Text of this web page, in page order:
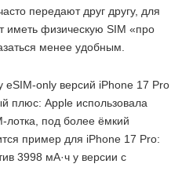
передают друг другу, для
иметь физическую SIM «про
менее удобным.
only версий iPhone 17 Pro
плюс: Apple использовала
лотка, под более ёмкий
пример для iPhone 17 Pro:
3998 мА·ч у версии с